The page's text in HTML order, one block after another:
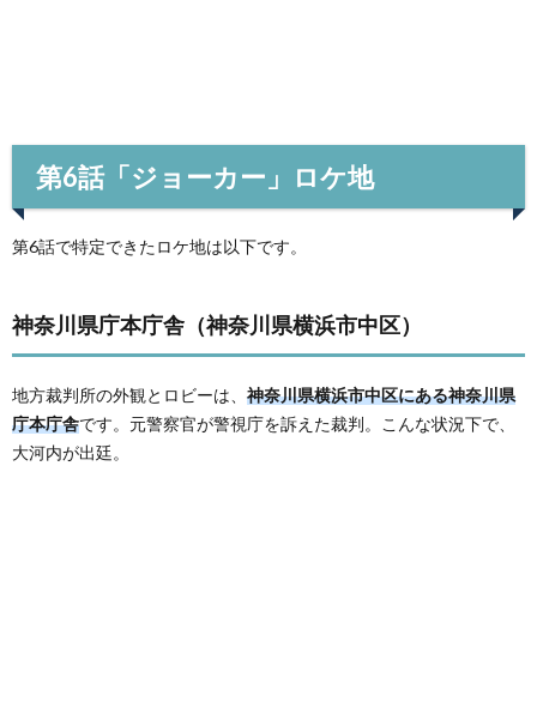
第6話「ジョーカー」ロケ地
第6話で特定できたロケ地は以下です。
神奈川県庁本庁舎（神奈川県横浜市中区）
地方裁判所の外観とロビーは、 神奈川県横浜市中区にある神奈川県
庁本庁舎です。元警察官が警視庁を訴えた裁判。こんな状況下で、
大河内が出廷。